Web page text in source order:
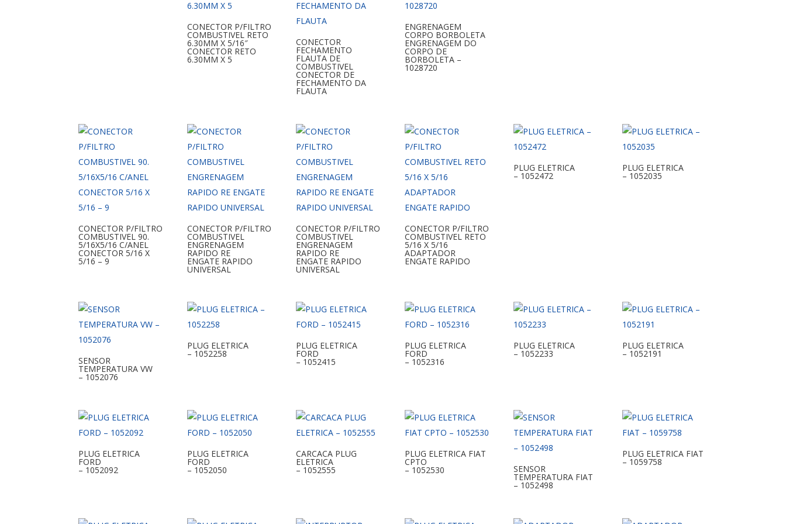
CONECTOR P/FILTRO
COMBUSTIVEL RETO
6.30MM X 5/16″
CONECTOR RETO
6.30MM X 5
CONECTOR
FECHAMENTO
FLAUTA DE
COMBUSTIVEL
CONECTOR DE
FECHAMENTO DA
FLAUTA
ENGRENAGEM
CORPO BORBOLETA
ENGRENAGEM DO
CORPO DE
BORBOLETA –
1028720
CONECTOR P/FILTRO
COMBUSTIVEL 90.
5/16X5/16 C/ANEL
CONECTOR 5/16 X
5/16 – 9
CONECTOR P/FILTRO
COMBUSTIVEL
ENGRENAGEM
RAPIDO RE
ENGATE RAPIDO
UNIVERSAL
CONECTOR P/FILTRO
COMBUSTIVEL
ENGRENAGEM
RAPIDO RE
ENGATE RAPIDO
UNIVERSAL
CONECTOR P/FILTRO
COMBUSTIVEL RETO
5/16 X 5/16
ADAPTADOR
ENGATE RAPIDO
PLUG ELETRICA
– 1052472
PLUG ELETRICA
– 1052035
SENSOR
TEMPERATURA VW
– 1052076
PLUG ELETRICA
– 1052258
PLUG ELETRICA
FORD
– 1052415
PLUG ELETRICA
FORD
– 1052316
PLUG ELETRICA
– 1052233
PLUG ELETRICA
– 1052191
PLUG ELETRICA
FORD
– 1052092
PLUG ELETRICA
FORD
– 1052050
CARCACA PLUG
ELETRICA
– 1052555
PLUG ELETRICA FIAT
CPTO
– 1052530 SENSOR
TEMPERATURA FIAT
– 1052498
PLUG ELETRICA FIAT
– 1059758